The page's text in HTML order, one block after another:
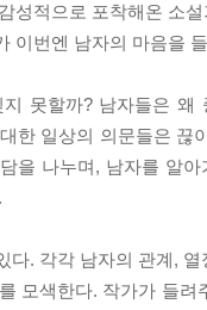
성적으로 포착해온 소
이번엔 남자의 마음을
못할까? 남자들은
일상의 의문들은 끊
을 나누며, 남자를 알
다. 각각 남자의 관계,
모색한다. 작가가 들